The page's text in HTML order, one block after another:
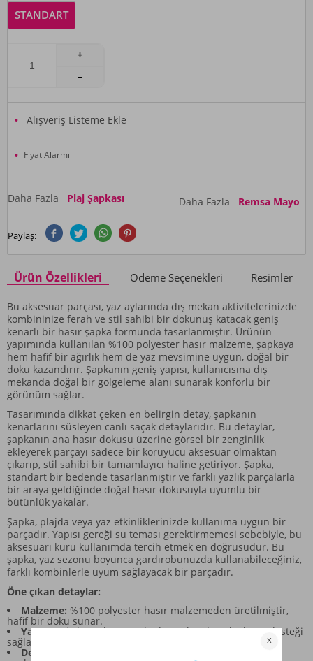
STANDART
Alışveriş Listeme Ekle
Fiyat Alarmı
Daha Fazla Plaj Şapkası Daha Fazla Remsa Mayo
Paylaş:
Ürün Özellikleri Ödeme Seçenekleri Resimler
Bu aksesuar parçası, yaz aylarında dış mekan aktivitelerinizde
kombininize ferah ve stil sahibi bir dokunuş katacak geniş
kenarlı bir hasır şapka formunda tasarlanmıştır. Ürünün
yapımında kullanılan %100 polyester hasır malzeme, şapkaya
hem hafif bir ağırlık hem de yaz mevsimine uygun, doğal bir
doku kazandırır. Şapkanın geniş yapısı, kullanıcısına dış
mekanda doğal bir gölgeleme alanı sunarak konforlu bir
görünüm sağlar.
Tasarımında dikkat çeken en belirgin detay, şapkanın
kenarlarını süsleyen canlı saçak detaylarıdır. Bu detaylar,
şapkanın ana hasır dokusu üzerine görsel bir zenginlik
ekleyerek parçayı sadece bir koruyucu aksesuar olmaktan
çıkarıp, stil sahibi bir tamamlayıcı haline getiriyor. Şapka,
standart bir bedende tasarlanmıştır ve farklı yazlık parçalarla
bir araya geldiğinde doğal hasır dokusuyla uyumlu bir
bütünlük yakalar.
Şapka, plajda veya yaz etkinliklerinizde kullanıma uygun bir
parçadır. Yapısı gereği su teması gerektirmemesi sebebiyle, bu
aksesuarı kuru kullanımda tercih etmek en doğrusudur. Bu
şapka, yaz sezonu boyunca gardırobunuzda kullanabileceğiniz,
farklı kombinlerle uyum sağlayacak bir parçadır.
Öne çıkan detaylar:
Malzeme: %100 polyester hasır malzemeden üretilmiştir,
hafif bir doku sunar.
Yapı:Geniş kenarlı yapısıyla dış mekanda gölgeleme desteği
sağlar.
Dekoratif Detay: